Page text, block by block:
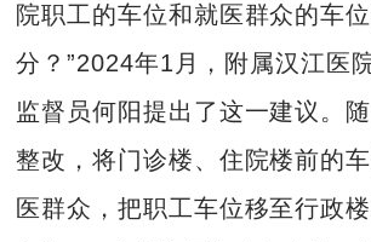
院职工的车位和就医群众的车
分？”2024年1月，附属汉江医
监督员何阳提出了这一建议。
整改，将门诊楼、住院楼前的
医群众，把职工车位移至行政